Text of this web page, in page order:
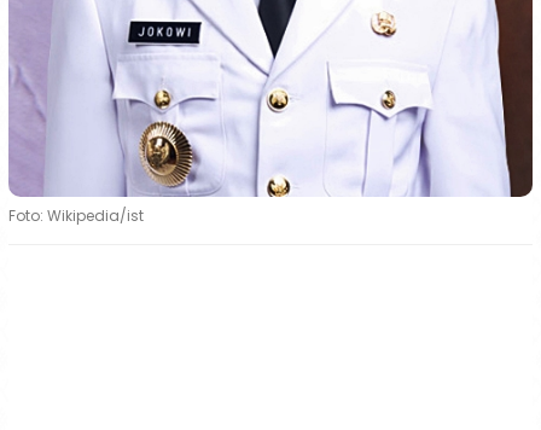
Foto: Wikipedia/ist